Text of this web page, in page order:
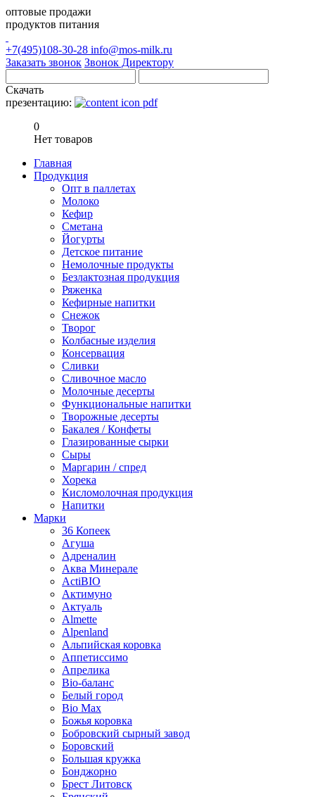
оптовые продажи
продуктов питания
+7(495)108-30-28 info@mos-milk.ru
Заказать звонок Звонок Директору
Скачать
презентацию:
0
Нет товаров
Главная
Продукция
Опт в паллетах
Молоко
Кефир
Сметана
Йогурты
Детское питание
Немолочные продукты
Безлактозная продукция
Ряженка
Кефирные напитки
Снежок
Творог
Колбасные изделия
Консервация
Сливки
Сливочное масло
Молочные десерты
Функциональные напитки
Творожные десерты
Бакалея / Конфеты
Глазированные сырки
Сыры
Маргарин / спред
Хорека
Кисломолочная продукция
Напитки
Марки
36 Копеек
Агуша
Адреналин
Аква Минерале
ActiBIO
Актимуно
Актуаль
Almette
Alpenland
Альпийская коровка
Аппетиссимо
Апрелика
Bio-баланс
Белый город
Bio Max
Божья коровка
Бобровский сырный завод
Боровский
Большая кружка
Бонджорно
Брест Литовск